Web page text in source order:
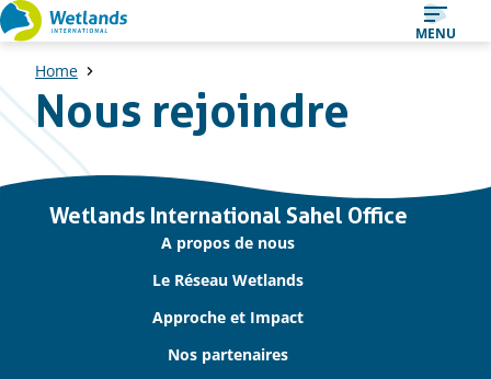
Straight
to
content
MENU
Home
Nous rejoindre
ImportantWetlands International Sahel Office
A propos de nous
Le Réseau Wetlands
Approche et Impact
Nos partenaires